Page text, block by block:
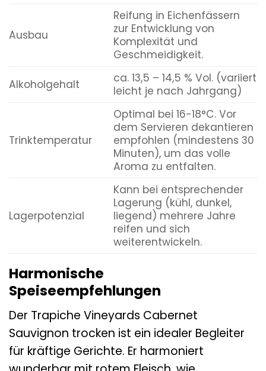
Ausbau
Reifung in Eichenfässern
zur Entwicklung von
Komplexität und
Geschmeidigkeit.
Alkoholgehalt
ca. 13,5 – 14,5 % Vol. (variiert
leicht je nach Jahrgang)
Trinktemperatur
Optimal bei 16-18°C. Vor
dem Servieren dekantieren
empfohlen (mindestens 30
Minuten), um das volle
Aroma zu entfalten.
Lagerpotenzial
Kann bei entsprechender
Lagerung (kühl, dunkel,
liegend) mehrere Jahre
reifen und sich
weiterentwickeln.
Harmonische
Speiseempfehlungen
Der Trapiche Vineyards Cabernet
Sauvignon trocken ist ein idealer Begleiter
für kräftige Gerichte. Er harmoniert